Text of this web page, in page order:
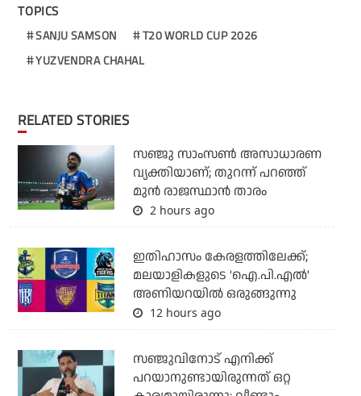
TOPICS
SANJU SAMSON
T20 WORLD CUP 2026
YUZVENDRA CHAHAL
RELATED STORIES
സഞ്ജു സാംസണ്‍ അസാധാരണ
വ്യക്തിയാണ്; തുറന്ന് പറഞ്ഞ്
മുന്‍ രാജസ്ഥാന്‍ താരം
2 hours ago
ഇതിഹാസം കേരളത്തിലേക്ക്;
മലയാളികളുടെ 'ഐ.പി.എല്‍'
അണിയറയില്‍ ഒരുങ്ങുന്നു
12 hours ago
സഞ്ജുവിനോട് എനിക്ക്
പറയാനുണ്ടായിരുന്നത് ഒറ്റ